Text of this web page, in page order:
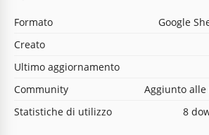
Formato
Google
Creato
Ultimo aggiornamento
Community
Aggiunto
Statistiche di utilizzo
8